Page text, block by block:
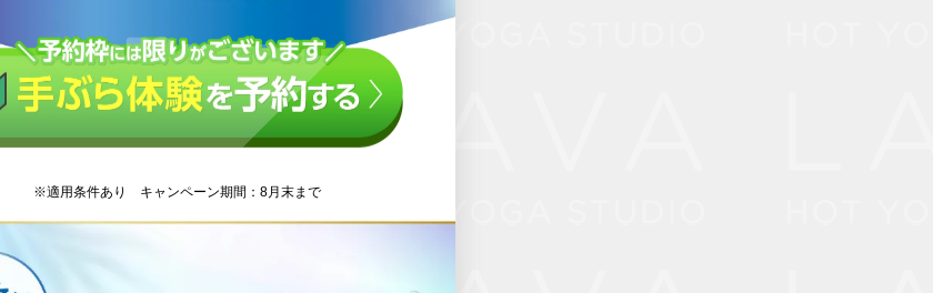
※適用条件あり キャンペーン期間：8月末まで